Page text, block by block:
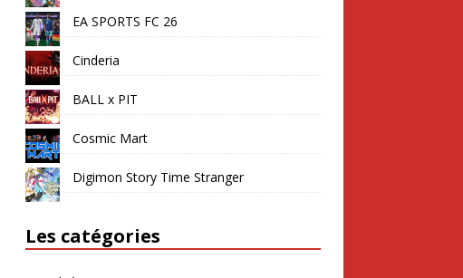
EA SPORTS FC 26
Cinderia
BALL x PIT
Cosmic Mart
Digimon Story Time Stranger
Les catégories